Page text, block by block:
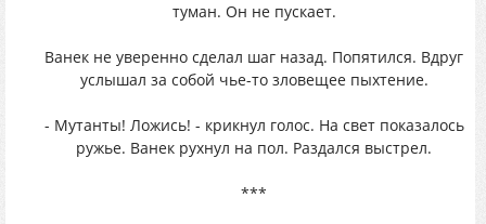
туман. Он не пускает.
Ванек не уверенно сделал шаг назад. Попятился. Вдруг
услышал за собой чье-то зловещее пыхтение.
- Мутанты! Ложись! - крикнул голос. На свет показалось
ружье. Ванек рухнул на пол. Раздался выстрел.
***